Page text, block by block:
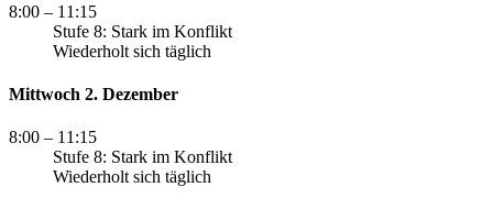
8:00 – 11:15
Stufe 8: Stark im Konflikt
Wiederholt sich täglich
Mittwoch 2. Dezember
8:00 – 11:15
Stufe 8: Stark im Konflikt
Wiederholt sich täglich